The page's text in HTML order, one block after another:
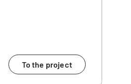
To the project